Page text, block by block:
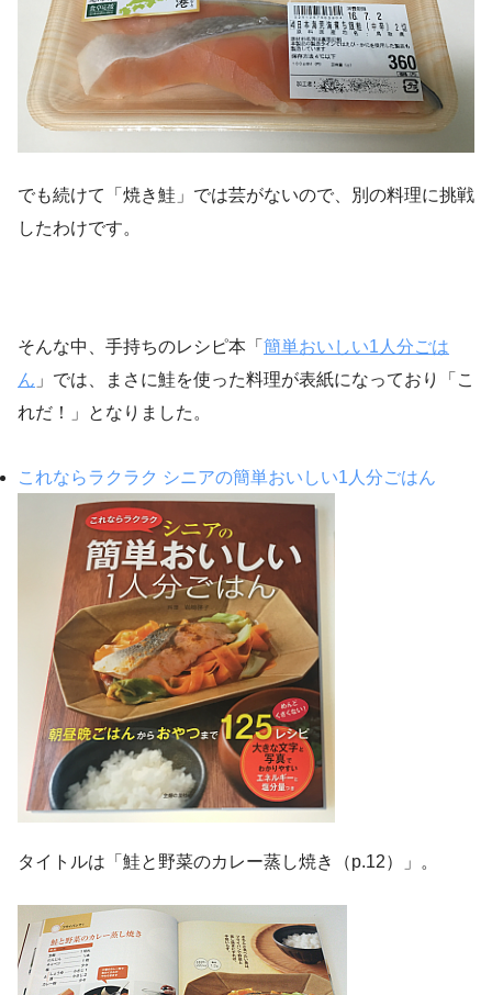
でも続けて「焼き鮭」では芸がないので、別の料理に挑戦
したわけです。
そんな中、手持ちのレシピ本「 簡単おいしい1人分ごは
ん 」では、まさに鮭を使った料理が表紙になっており「こ
れだ！」となりました。
これならラクラク シニアの簡単おいしい1人分ごはん
タイトルは「鮭と野菜のカレー蒸し焼き（p.12）」。